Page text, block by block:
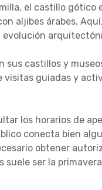
el castillo gótico
aljibes árabes.
castillos y
visitas guiadas y
los horarios de
conecta bien
obtener
ser la